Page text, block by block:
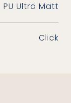
PU Ultra Matt
Click